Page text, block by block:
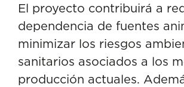
El proyecto contribuirá a
dependencia de fuentes
minimizar los riesgos
sanitarios asociados a los
producción actuales.